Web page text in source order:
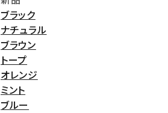
ブラック
ナチュラル
ブラウン
トープ
オレンジ
ミント
ブルー